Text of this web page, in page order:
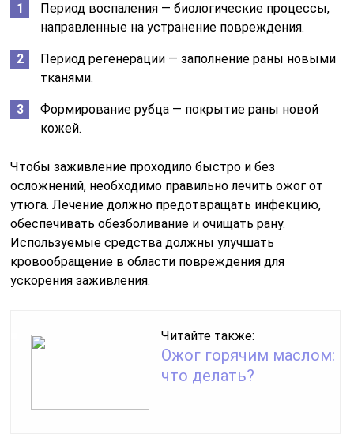
Период воспаления — биологические процессы,
направленные на устранение повреждения.
Период регенерации — заполнение раны новыми
тканями.
Формирование рубца — покрытие раны новой
кожей.
Чтобы заживление проходило быстро и без
осложнений, необходимо правильно лечить ожог от
утюга. Лечение должно предотвращать инфекцию,
обеспечивать обезболивание и очищать рану.
Используемые средства должны улучшать
кровообращение в области повреждения для
ускорения заживления.
Читайте также:
Ожог горячим маслом:
что делать?